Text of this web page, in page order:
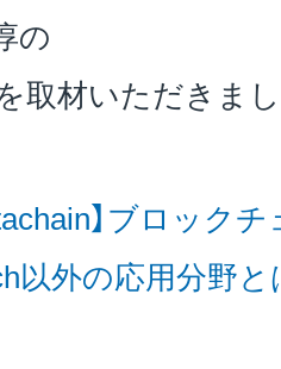
ティ
の
取材いただきま
】ブロック
以外の応用分野と